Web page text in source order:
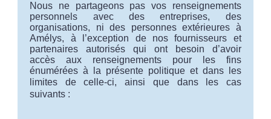
Nous ne partageons pas vos renseignements
personnels avec des entreprises, des
organisations, ni des personnes extérieures à
Amélys, à l’exception de nos fournisseurs et
partenaires autorisés qui ont besoin d’avoir
accès aux renseignements pour les fins
énumérées à la présente politique et dans les
limites de celle-ci, ainsi que dans
les cas
suivants :